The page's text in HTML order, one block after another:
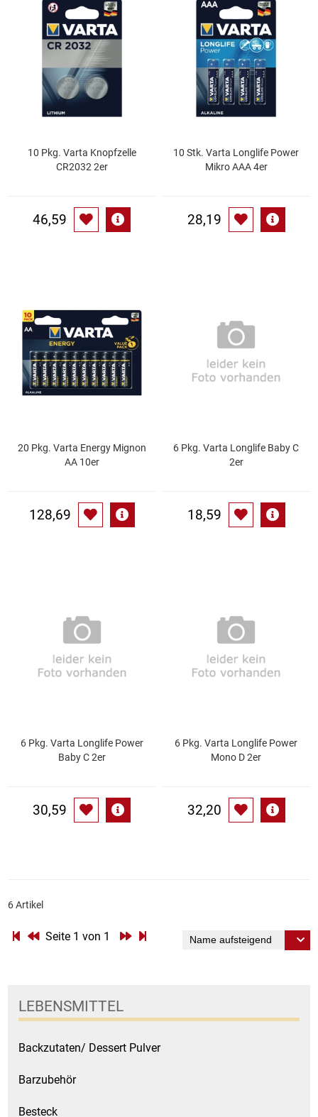
Speichermedien und Rohlinge
Spielzeug & Baby
Zubehör
Bunte Palette
Cateringzubehör
Dekoration
Elektrogeräte
Essig
Feinkost-/Fischkonserve
Fruchtsaft
Frühstück / süße Aufstriche
Gemüsekonserven
Geschirrreiniger
Gläser
Haushaltshelfer
Kaffee
Kakao
Kartoffelprod./Beilagen/Fruchtsalat gek.
Kartoffelprodukte
LEBENSMITTEL
Backzutaten/ Dessert Pulver
Barzubehör
Besteck
10 Pkg. Varta Knopfzelle
CR2032 2er
46,59
10 Stk. Varta Longlife Power
Mikro AAA 4er
28,19
20 Pkg. Varta Energy Mignon
AA 10er
128,69
6 Pkg. Varta Longlife Baby C
2er
18,59
6 Pkg. Varta Longlife Power
Baby C 2er
30,59
6 Pkg. Varta Longlife Power
Mono D 2er
32,20
6 Artikel
Seite 1 von 1